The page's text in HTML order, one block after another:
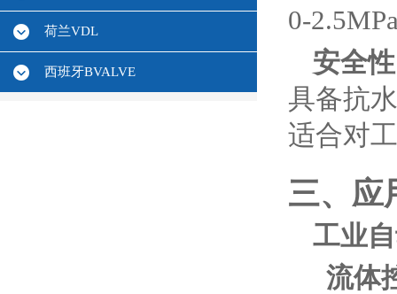
荷兰VDL
西班牙BVALVE
0-
安全性
具备抗
适合对
三、应
工业
流体